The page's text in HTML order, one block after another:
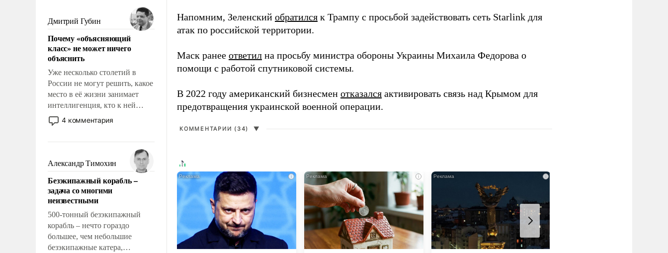
Дмитрий Губин
Почему «объясняющий
класс» не может ничего
объяснить
Уже несколько столетий в
России не могут решить, какое
место в её жизни занимает
интеллигенция, кто к ней
принадлежит, а кого из неё
исключили с правом
чем она отличается от просто
образованных людей. Иногда
казалось, что эти вопросы
решены раз и навсегда, но –
нет, не решены.
4 комментария
Александр Тимохин
Безэкипажный корабль –
задача со многими
неизвестными
500-тонный безэкипажный
корабль – нечто гораздо
большее, чем небольшие
безэкипажные катера,
Напомним, Зеленский обратился к Трампу с просьбой задействовать сеть Starlink для
атак по российской территории.
Маск ранее ответил на просьбу министра обороны Украины Михаила Федорова о
помощи с работой спутниковой системы.
В 2022 году американский бизнесмен отказался активировать связь над Крымом для
предотвращения украинской военной операции.
КОММЕНТАРИИ (34) ▼
i i i